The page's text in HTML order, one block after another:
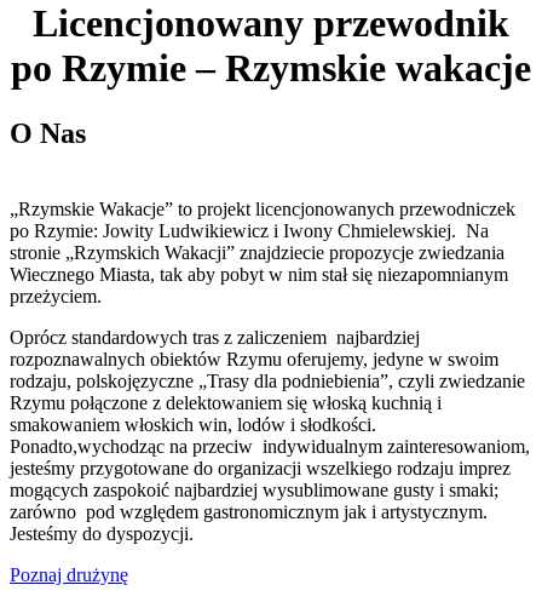
Licencjonowany przewodnik
po Rzymie – Rzymskie wakacje
O Nas
„Rzymskie Wakacje” to projekt licencjonowanych przewodniczek
po Rzymie: Jowity Ludwikiewicz i Iwony Chmielewskiej. Na
stronie „Rzymskich Wakacji” znajdziecie propozycje zwiedzania
Wiecznego Miasta, tak aby pobyt w nim stał się niezapomnianym
przeżyciem.
Oprócz standardowych tras z zaliczeniem najbardziej
rozpoznawalnych obiektów Rzymu oferujemy, jedyne w swoim
rodzaju, polskojęzyczne „Trasy dla podniebienia”, czyli zwiedzanie
Rzymu połączone z delektowaniem się włoską kuchnią i
smakowaniem włoskich win, lodów i słodkości.
Ponadto,wychodząc na przeciw indywidualnym zainteresowaniom,
jesteśmy przygotowane do organizacji wszelkiego rodzaju imprez
mogących zaspokoić najbardziej wysublimowane gusty i smaki;
zarówno pod względem gastronomicznym jak i artystycznym.
Jesteśmy do dyspozycji.
Poznaj drużynę